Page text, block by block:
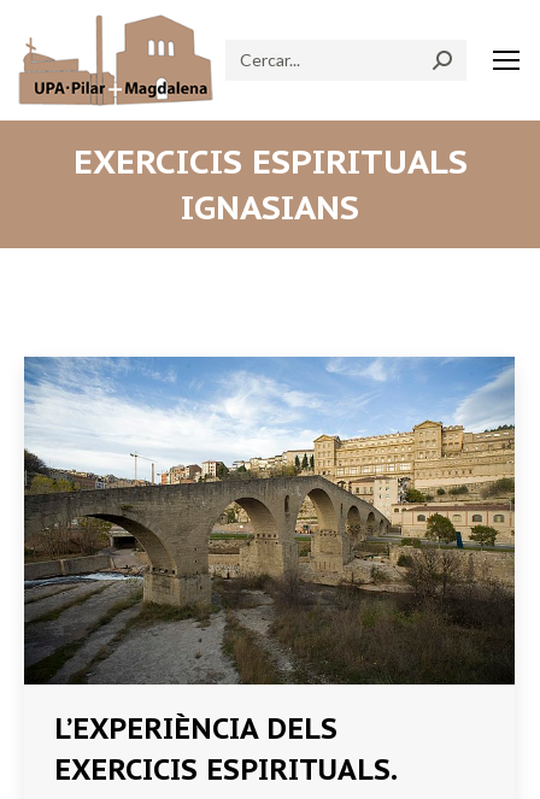
Search:
EXERCICIS ESPIRITUALS
IGNASIANS
L’EXPERIÈNCIA DELS
EXERCICIS ESPIRITUALS.